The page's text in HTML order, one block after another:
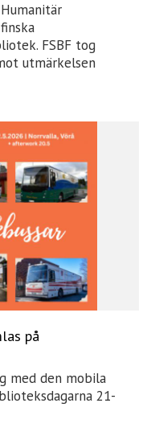
FSBF tog
utmärkelsen
på
med den mobila
21-